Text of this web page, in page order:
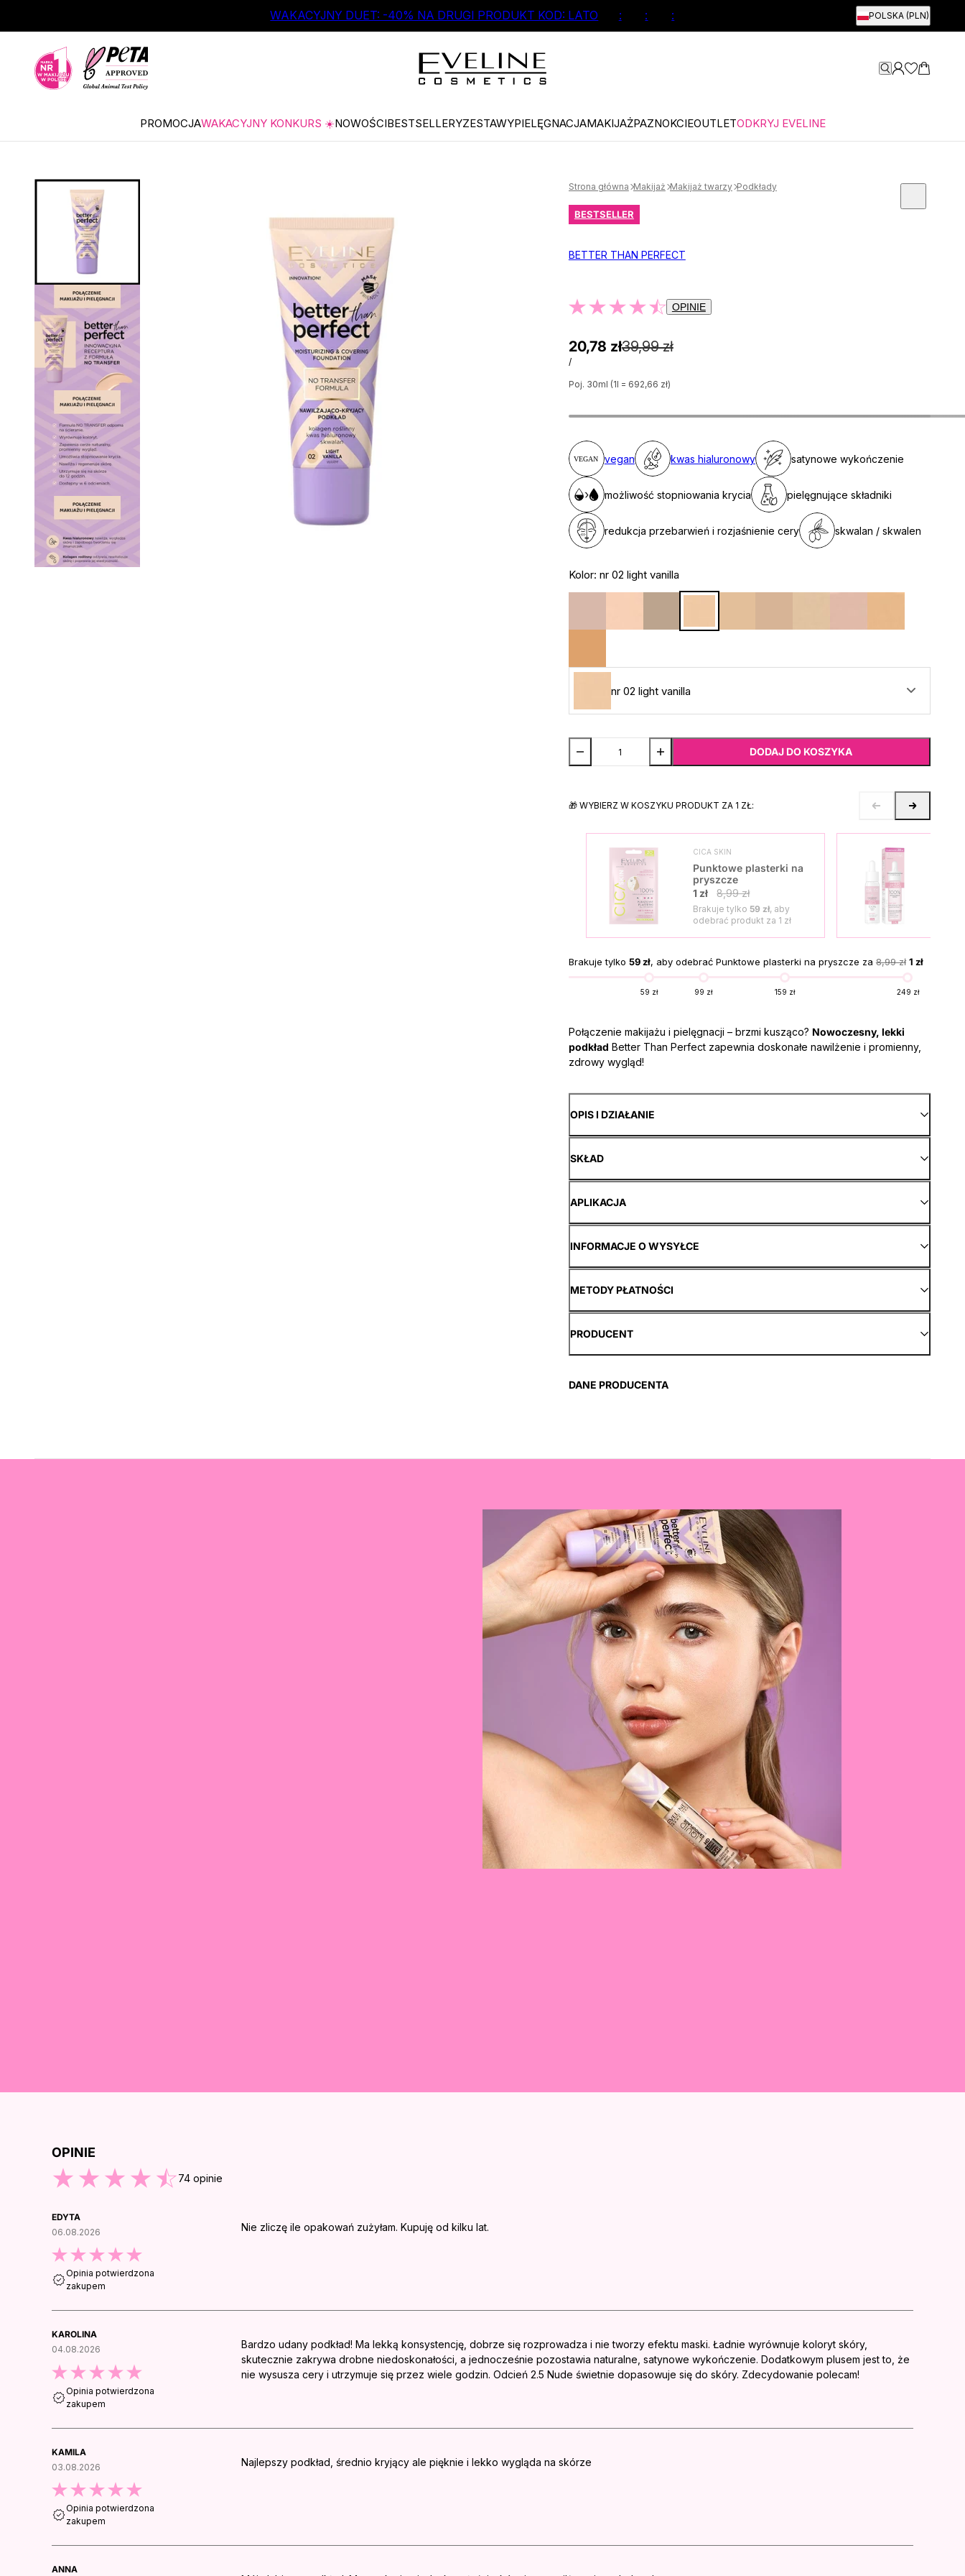
WAKACYJNY DUET: -40% NA DRUGI PRODUKT KOD: LATO : : : POLSKA (PLN)
PROMOCJAWAKACYJNY KONKURS ☀️NOWOŚCIBESTSELLERYZESTAWYPIELĘGNACJAMAKIJAŻPAZNOKCIEOUTLETODKRYJ EVELINE
Strona główna Makijaż Makijaż twarzy Podkłady
BESTSELLER
BETTER THAN PERFECT
OPINIE
20,78 zł39,99 zł
/
Poj. 30ml (1l = 692,66 zł)
kwas hialuronowy
możliwość stopniowania krycia pielęgnujące składniki
redukcja przebarwień i rozjaśnienie cery
satynowe wykończenie
skwalan / skwalen
vegan
Kolor: nr 02 light vanilla
nr 02 light vanilla
DODAJ DO KOSZYKA
🎁 WYBIERZ W KOSZYKU PRODUKT ZA 1 ZŁ:
CICA SKIN
Punktowe plasterki na
pryszcze
1 zł
8,99 zł
Brakuje tylko 59 zł, aby
odebrać produkt za 1 zł
Brakuje tylko 59 zł, aby odebrać Punktowe plasterki na pryszcze za 8,99 zł 1 zł
59 zł 99 zł 159 zł 249 zł
Połączenie makijażu i pielęgnacji – brzmi kusząco? Nowoczesny, lekki
podkład Better Than Perfect zapewnia doskonałe nawilżenie i promienny,
zdrowy wygląd!
OPIS I DZIAŁANIE
SKŁAD
APLIKACJA
INFORMACJE O WYSYŁCE
METODY PŁATNOŚCI
PRODUCENT
DANE PRODUCENTA
DO KOŃCA OPINII
OPINIE
74 opinie
EDYTA
06.08.2026
Opinia potwierdzona
zakupem
Nie zliczę ile opakowań zużyłam. Kupuję od kilku lat.
KAROLINA
04.08.2026
Opinia potwierdzona
zakupem
Bardzo udany podkład! Ma lekką konsystencję, dobrze się rozprowadza i nie tworzy efektu maski. Ładnie wyrównuje koloryt skóry,
skutecznie zakrywa drobne niedoskonałości, a jednocześnie pozostawia naturalne, satynowe wykończenie. Dodatkowym plusem jest to, że
nie wysusza cery i utrzymuje się przez wiele godzin. Odcień 2.5 Nude świetnie dopasowuje się do skóry. Zdecydowanie polecam!
KAMILA
03.08.2026
Opinia potwierdzona
zakupem
Najlepszy podkład, średnio kryjący ale pięknie i lekko wygląda na skórze
ANNA